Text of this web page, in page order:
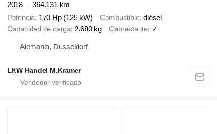
2018
364.131 km
Potencia 170 Hp (125 kW) Combustible diésel
Capacidad de carga 2.680 kg Cabrestante ✓
Alemania, Dusseldorf
LKW Handel M.Kramer